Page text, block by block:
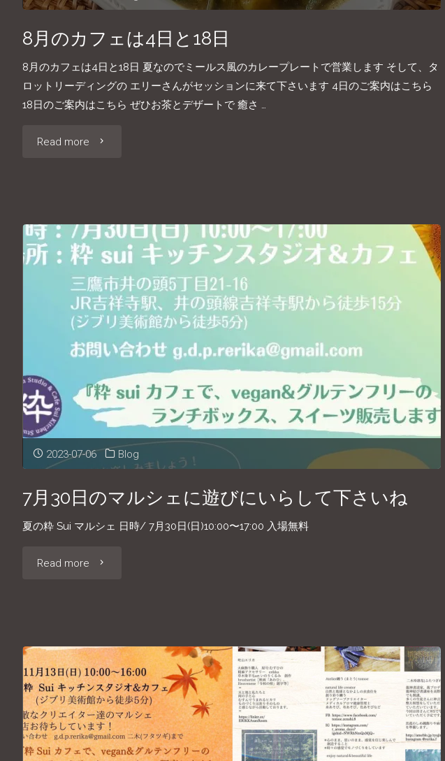
8月のカフェは4日と18日
8月のカフェは4日と18日 夏なのでミールス風のカレープレートで営業します そして、タ
ロットリーディングの エリーさんがセッションに来て下さいます 4日のご案内はこちら
18日のご案内はこちら ぜひお茶とデザートで 癒さ …
Read more "8
カ
フ
ェ
は
4
日
と
18
2023-07-06 Blog
7月30日のマルシェに遊びにいらして下さいね
夏の粋 Sui マルシェ 日時/ 7月30日(日)10:00〜17:00 入場無料
Read more "7
日
の
マ
ル